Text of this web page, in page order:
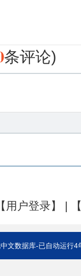
条评论)
用户登录】 |
中文数据库-已自动运行4